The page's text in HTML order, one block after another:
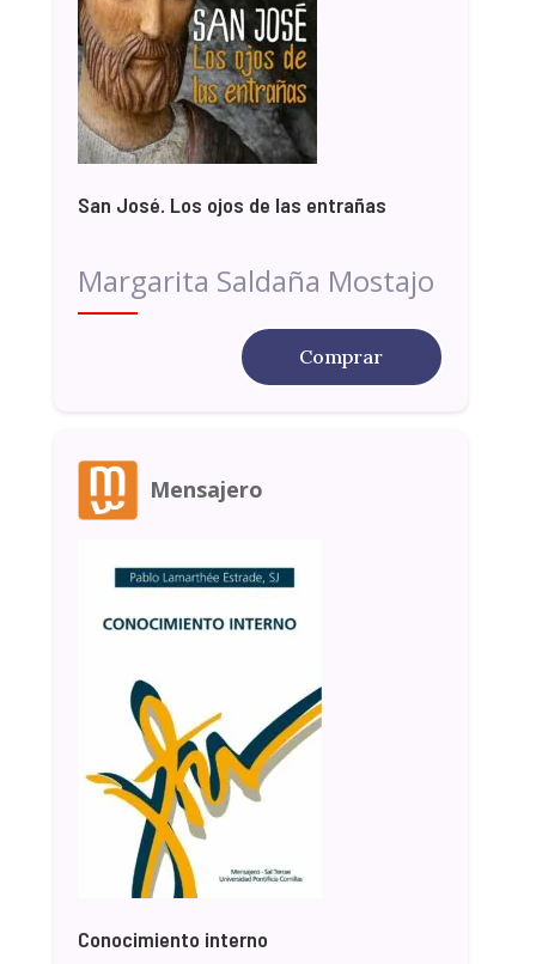
San José. Los ojos de las entrañas
Margarita Saldaña Mostajo
Comprar
Mensajero
Conocimiento interno